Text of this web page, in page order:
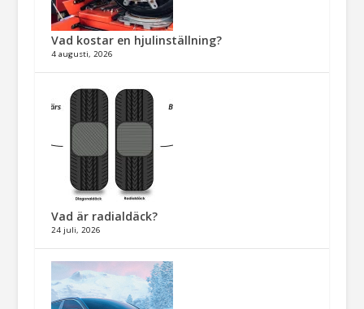
Vad kostar en hjulinställning?
4 augusti, 2026
Vad är radialdäck?
24 juli, 2026